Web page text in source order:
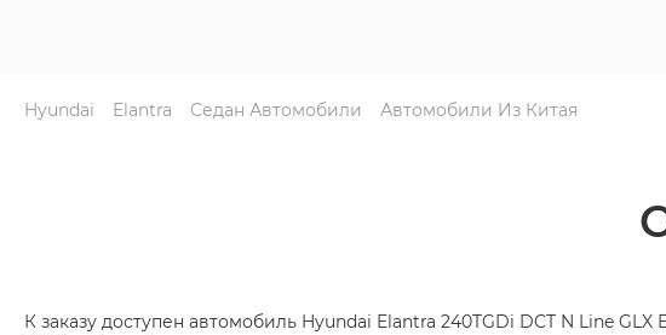
Hyundai Elantra Седан Автомобили Автомобили Из Китая
К заказу доступен автомобиль Hyundai Elantra 240TGDi DCT N Line GLX